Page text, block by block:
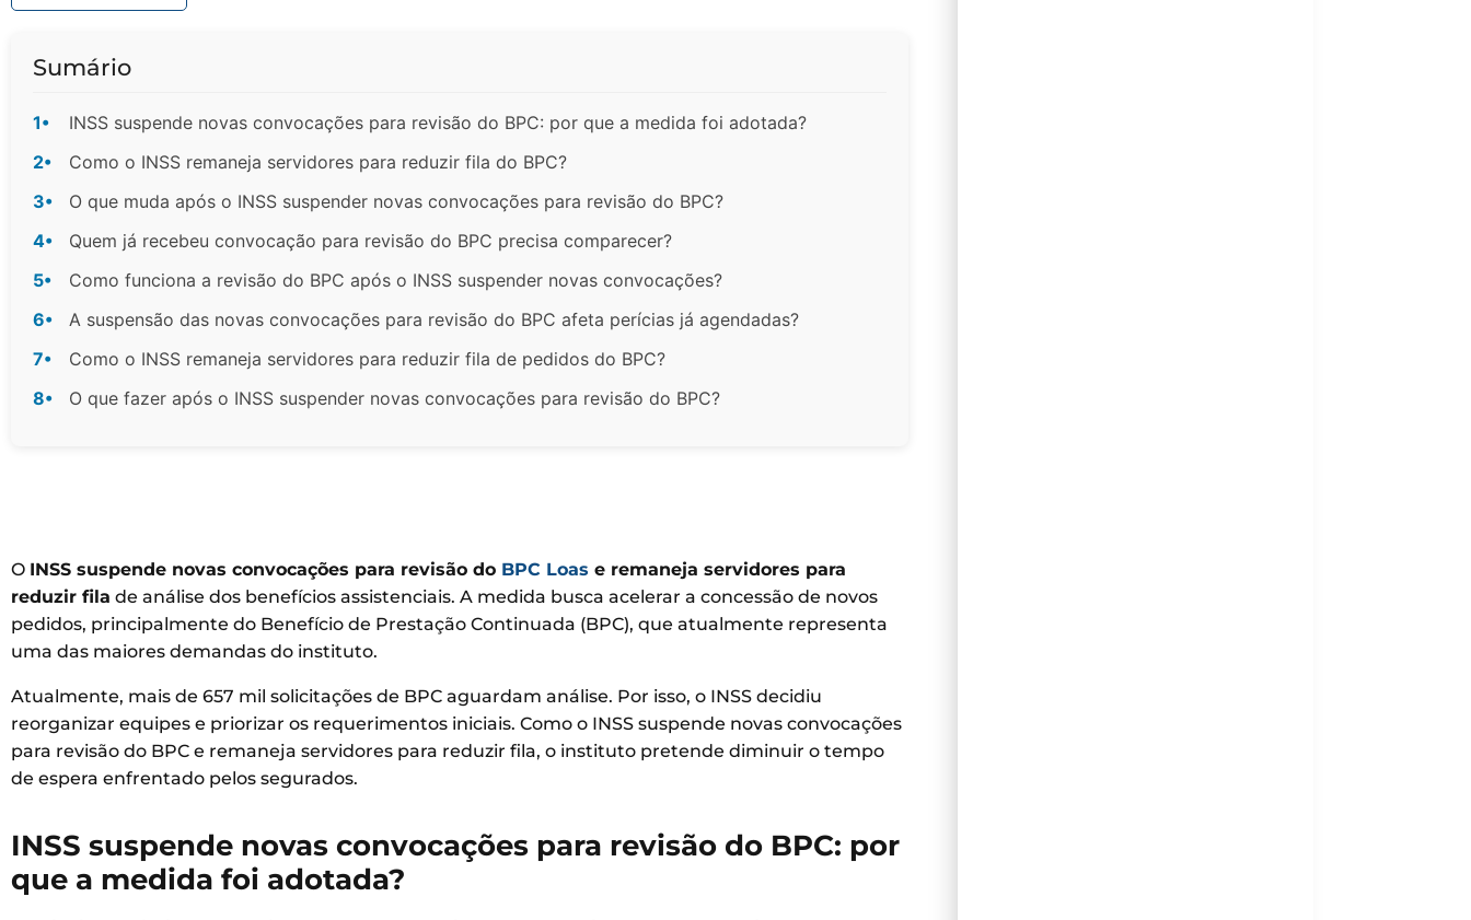
Sumário
1•
INSS suspende novas convocações para revisão do BPC: por que a medida foi adotada?
2•
Como o INSS remaneja servidores para reduzir fila do BPC?
3•
O que muda após o INSS suspender novas convocações para revisão do BPC?
4•
Quem já recebeu convocação para revisão do BPC precisa comparecer?
5•
Como funciona a revisão do BPC após o INSS suspender novas convocações?
6•
A suspensão das novas convocações para revisão do BPC afeta perícias já agendadas?
7•
Como o INSS remaneja servidores para reduzir fila de pedidos do BPC?
8•
O que fazer após o INSS suspender novas convocações para revisão do BPC?
O INSS suspende novas convocações para revisão do BPC Loas e remaneja servidores para
reduzir fila de análise dos benefícios assistenciais. A medida busca acelerar a concessão de novos
pedidos, principalmente do Benefício de Prestação Continuada (BPC), que atualmente representa
uma das maiores demandas do instituto.
Atualmente, mais de 657 mil solicitações de BPC aguardam análise. Por isso, o INSS decidiu
reorganizar equipes e priorizar os requerimentos iniciais. Como o INSS suspende novas convocações
para revisão do BPC e remaneja servidores para reduzir fila, o instituto pretende diminuir o tempo
de espera enfrentado pelos segurados.
INSS suspende novas convocações para revisão do BPC: por
que a medida foi adotada?